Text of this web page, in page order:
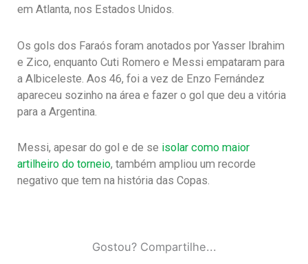
em Atlanta, nos Estados Unidos.
Os gols dos Faraós foram anotados por Yasser Ibrahim
e Zico, enquanto Cuti Romero e Messi empataram para
a Albiceleste. Aos 46, foi a vez de Enzo Fernández
apareceu sozinho na área e fazer o gol que deu a vitória
para a Argentina.
Messi, apesar do gol e de se isolar como maior
artilheiro do torneio, também ampliou um recorde
negativo que tem na história das Copas.
Gostou? Compartilhe...